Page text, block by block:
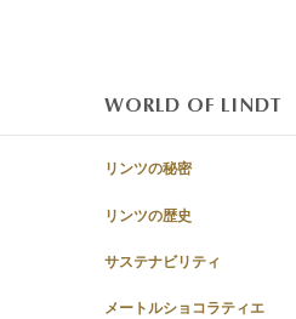
WORLD OF LINDT
リンツの秘密
リンツの歴史
サステナビリティ
メートルショコラティエ